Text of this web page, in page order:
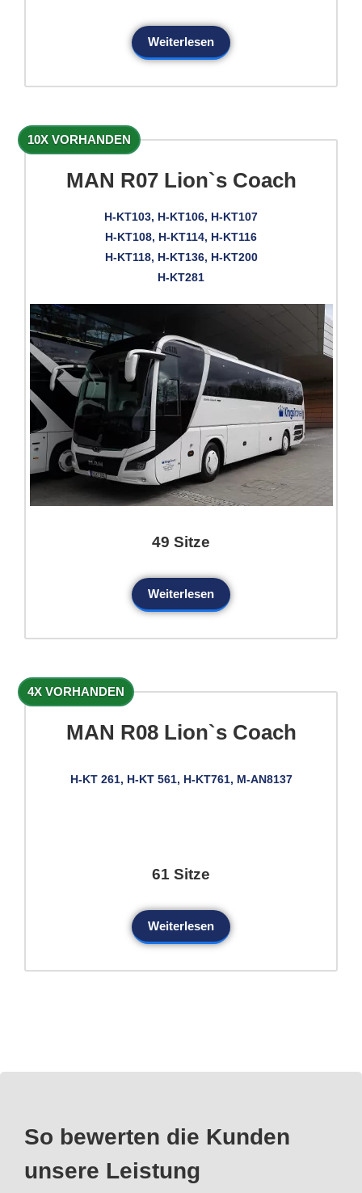
Weiterlesen
10X VORHANDEN
MAN R07 Lion`s Coach
H-KT103, H-KT106, H-KT107
H-KT108, H-KT114, H-KT116
H-KT118, H-KT136, H-KT200
H-KT281
49 Sitze
Weiterlesen
4X VORHANDEN
MAN R08 Lion`s Coach
H-KT 261, H-KT 561, H-KT761, M-AN8137
61 Sitze
Weiterlesen
So bewerten die Kunden
unsere Leistung